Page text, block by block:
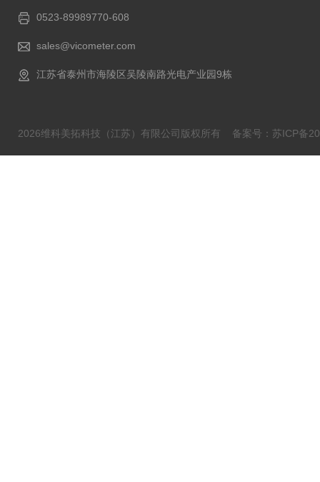
0523-89989770-608
sales@vicometer.com
江苏省泰州市海陵区吴陵南路光电产业园9栋
2026维科美拓科技（江苏）有限公司版权所有 备案号：苏ICP备